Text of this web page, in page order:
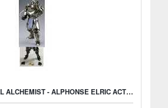
FIGURINE FULLMETAL ALCHEMIST - ALPHONSE ELRIC ACTION FIGURE